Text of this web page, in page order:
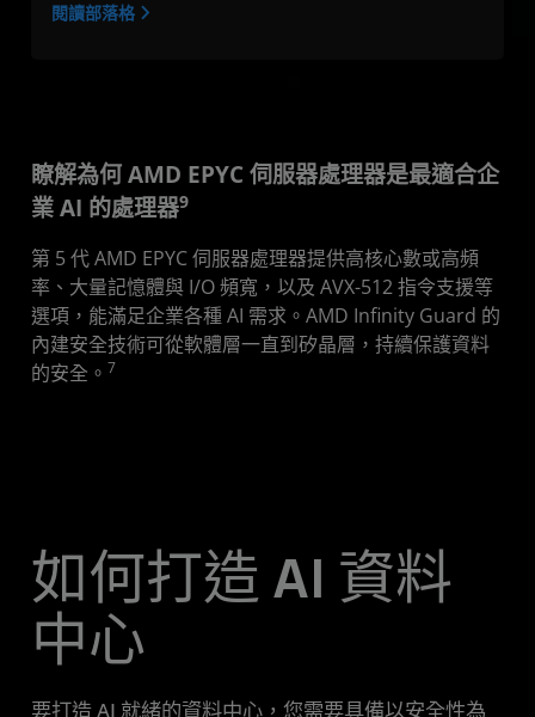
閱讀部落格
瞭解為何 AMD EPYC 伺服器處理器是最適合企
業 AI 的處理器9
第 5 代 AMD EPYC 伺服器處理器提供高核心數或高頻
率、大量記憶體與 I/O 頻寬，以及 AVX-512 指令支援等
選項，能滿足企業各種 AI 需求。AMD Infinity Guard 的
內建安全技術可從軟體層一直到矽晶層，持續保護資料
的安全。 7
如何打造 AI 資料
中心
要打造 AI 就緒的資料中心，您需要具備以安全性為